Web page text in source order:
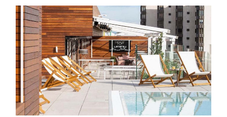
Opciones de alojamiento en Zaragoza:
hoteles de lujo hasta hostales económicos